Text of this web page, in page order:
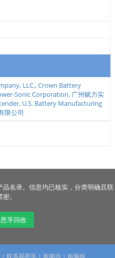
LLC.,Crown Battery
Sonic Corporation, 广州赋力实
, U.S. Battery Manufacturing
限公司
名录。信息均已核实，分类明确且联
。
孚回收
| 联系易恩孚 | 新闻信 | 电脑版